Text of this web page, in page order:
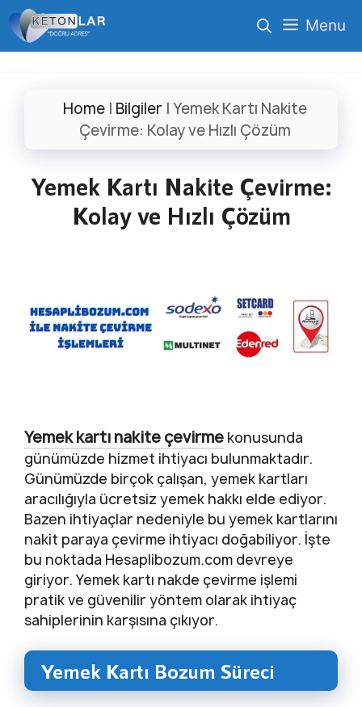
İçeriğe
atla
Menu
Home | Bilgiler | Yemek Kartı Nakite
Çevirme: Kolay ve Hızlı Çözüm
Yemek Kartı Nakite Çevirme:
Kolay ve Hızlı Çözüm
Yemek kartı nakite çevirme konusunda
günümüzde hizmet ihtiyacı bulunmaktadır.
Günümüzde birçok çalışan, yemek kartları
aracılığıyla ücretsiz yemek hakkı elde ediyor.
Bazen ihtiyaçlar nedeniyle bu yemek kartlarını
nakit paraya çevirme ihtiyacı doğabiliyor. İşte
bu noktada Hesaplibozum.com devreye
giriyor. Yemek kartı nakde çevirme işlemi
pratik ve güvenilir yöntem olarak ihtiyaç
sahiplerinin karşısına çıkıyor.
Yemek Kartı Bozum Süreci